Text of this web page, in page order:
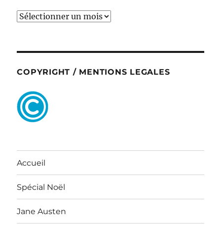
ARCHIVES
COPYRIGHT / MENTIONS LEGALES
Accueil
Spécial Noël
Jane Austen